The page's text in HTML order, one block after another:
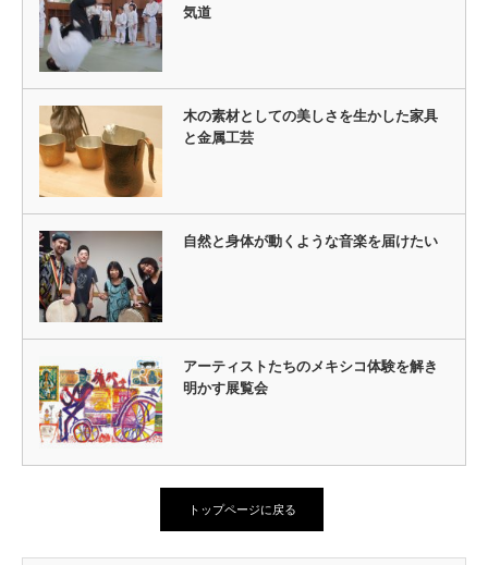
気道
木の素材としての美しさを生かした家具
と金属工芸
自然と身体が動くような音楽を届けたい
アーティストたちのメキシコ体験を解き
明かす展覧会
トップページに戻る